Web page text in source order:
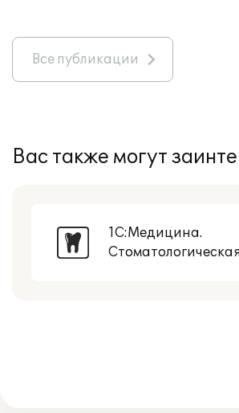
Все публикации
Вас также могут
1С:Медицина.